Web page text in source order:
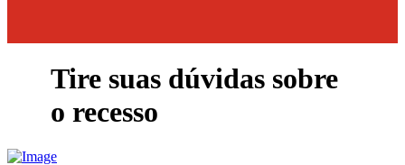
Tire suas dúvidas sobre
o recesso